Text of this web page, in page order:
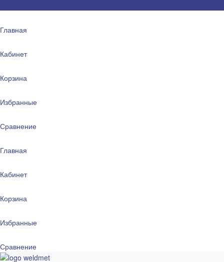
Главная
Кабинет
Корзина
Избранные
Сравнение
Главная
Кабинет
Корзина
Избранные
Сравнение